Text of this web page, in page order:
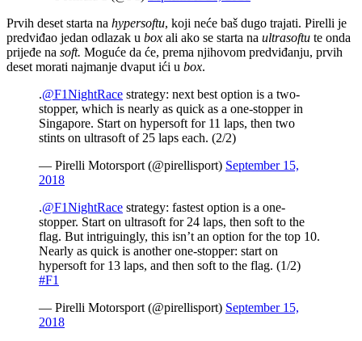
Prvih deset starta na hypersoftu, koji neće baš dugo trajati. Pirelli je
predviđao jedan odlazak u box ali ako se starta na ultrasoftu te onda
prijeđe na soft. Moguće da će, prema njihovom predviđanju, prvih
deset morati najmanje dvaput ići u box.
.@F1NightRace strategy: next best option is a two-
stopper, which is nearly as quick as a one-stopper in
Singapore. Start on hypersoft for 11 laps, then two
stints on ultrasoft of 25 laps each. (2/2)
— Pirelli Motorsport (@pirellisport) September 15,
2018
.@F1NightRace strategy: fastest option is a one-
stopper. Start on ultrasoft for 24 laps, then soft to the
flag. But intriguingly, this isn’t an option for the top 10.
Nearly as quick is another one-stopper: start on
hypersoft for 13 laps, and then soft to the flag. (1/2)
#F1
— Pirelli Motorsport (@pirellisport) September 15,
2018